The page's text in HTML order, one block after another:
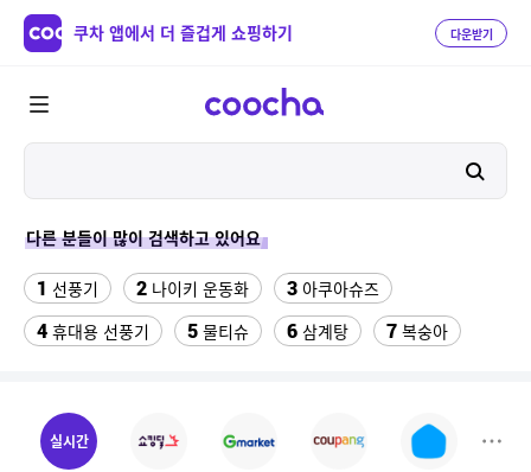
쿠차 앱에서 더 즐겁게 쇼핑하기 다운받기
다른 분들이 많이 검색하고 있어요
1 선풍기 2 나이키 운동화 3 아쿠아슈즈
4 휴대용 선풍기 5 물티슈 6 삼계탕 7 복숭아
11 서울랜드 자유이용권
14 엄마옷
실시간